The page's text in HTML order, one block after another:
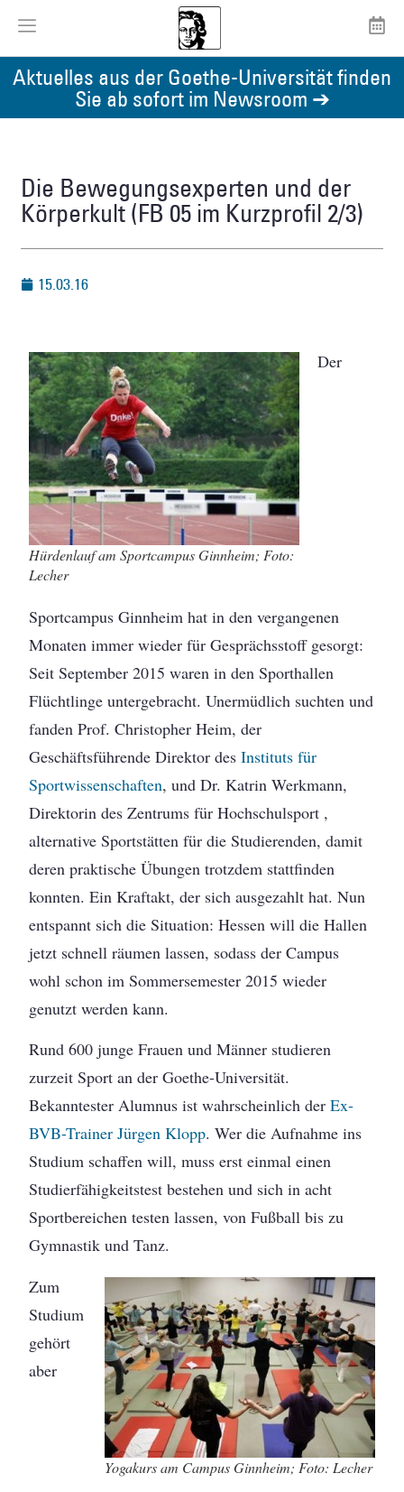
Aktuelles aus der Goethe-Universität finden
Sie ab sofort im Newsroom ➔
Die Bewegungsexperten und der
Körperkult (FB 05 im Kurzprofil 2/3)
15.03.16
Hürdenlauf am Sportcampus Ginnheim; Foto:
Lecher
Der
Sportcampus Ginnheim hat in den vergangenen
Monaten immer wieder für Gesprächsstoff gesorgt:
Seit September 2015 waren in den Sporthallen
Flüchtlinge untergebracht. Unermüdlich suchten und
fanden Prof. Christopher Heim, der
Geschäftsführende Direktor desInstituts für
Sportwissenschaften, und Dr. Katrin Werkmann,
Direktorin des Zentrums für Hochschulsport ,
alternative Sportstätten für die Studierenden, damit
deren praktische Übungen trotzdem stattfinden
konnten. Ein Kraftakt, der sich ausgezahlt hat. Nun
entspannt sich die Situation: Hessen will die Hallen
jetzt schnell räumen lassen, sodass der Campus
wohl schon im Sommersemester 2015 wieder
genutzt werden kann.
Rund 600 junge Frauen und Männer studieren
zurzeit Sport an der Goethe-Universität.
Bekanntester Alumnus ist wahrscheinlich derEx-
BVB-Trainer Jürgen Klopp. Wer die Aufnahme ins
Studium schaffen will, muss erst einmal einen
Studierfähigkeitstest bestehen und sich in acht
Sportbereichen testen lassen, von Fußball bis zu
Gymnastik und Tanz.
Yogakurs am Campus Ginnheim; Foto: Lecher
Zum
Studium
gehört
aber